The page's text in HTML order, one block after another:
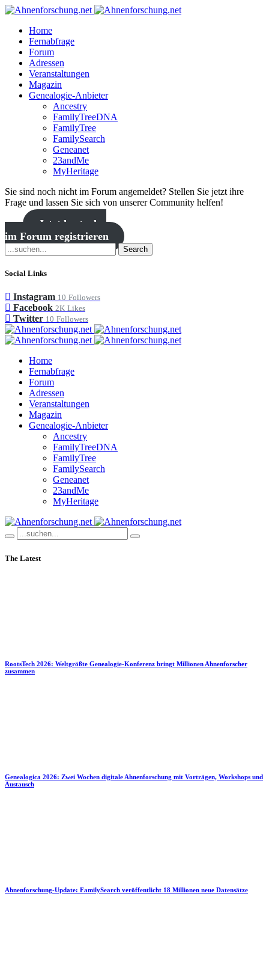
Home
Fernabfrage
Forum
Adressen
Veranstaltungen
Magazin
Genealogie-Anbieter
Ancestry
FamilyTreeDNA
FamilyTree
FamilySearch
Geneanet
23andMe
MyHeritage
Sie sind noch nicht im Forum angemeldet? Stellen Sie jetzt ihre
Frage und lassen Sie sich von unserer Community helfen!
Jetzt kostenlos
im Forum registrieren
Search
Social Links
Instagram 10 Followers
Facebook 2K Likes
Twitter 10 Followers
Home
Fernabfrage
Forum
Adressen
Veranstaltungen
Magazin
Genealogie-Anbieter
Ancestry
FamilyTreeDNA
FamilyTree
FamilySearch
Geneanet
23andMe
MyHeritage
The Latest
RootsTech 2026: Weltgrößte Genealogie-Konferenz bringt Millionen Ahnenforscher
zusammen
Genealogica 2026: Zwei Wochen digitale Ahnenforschung mit Vorträgen, Workshops und
Austausch
Ahnenforschung-Update: FamilySearch veröffentlicht 18 Millionen neue Datensätze